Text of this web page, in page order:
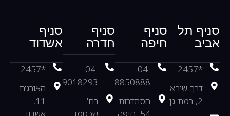
סניף
אשדוד
*2457
האורגים
11,
סניף
חדרה
04-
9018293
רח'
סניף
חיפה
04-
8850888
הסתדרות
סניף תל
אביב
*2457
דרך שיבא
2, רמת גן